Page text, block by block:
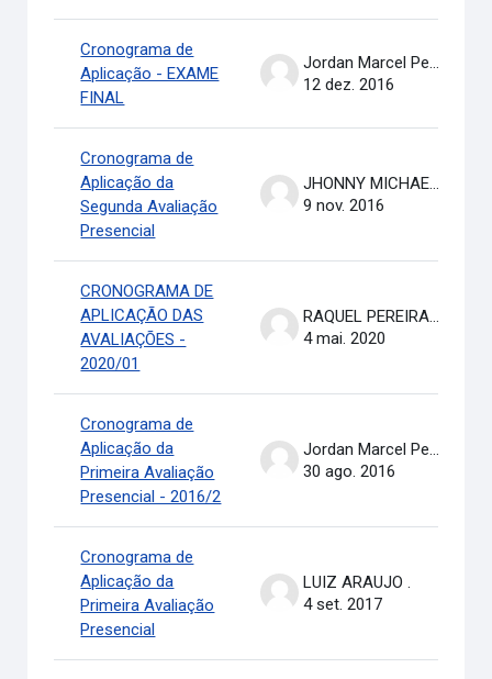
Cronograma de
Aplicação - EXAME
FINAL
Jordan Marcel Pereira
12 dez. 2016
Cronograma de
Aplicação da
Segunda Avaliação
Presencial
JHONNY MICHAEL COSTA
9 nov. 2016
CRONOGRAMA DE
APLICAÇÃO DAS
AVALIAÇÕES -
2020/01
RAQUEL PEREIRA DE ARRUDA
4 mai. 2020
Cronograma de
Aplicação da
Primeira Avaliação
Presencial - 2016/2
Jordan Marcel Pereira
30 ago. 2016
Cronograma de
Aplicação da
Primeira Avaliação
Presencial
LUIZ ARAUJO .
4 set. 2017